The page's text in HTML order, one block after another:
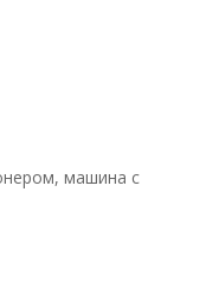
машина с